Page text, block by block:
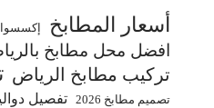
أسعار المطابخ
افضل محل مطابخ
تركيب مطابخ الرياض
تصميم مطابخ 2026 تفصيل